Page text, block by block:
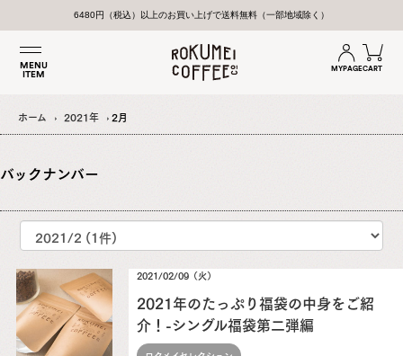
6480円（税込）以上のお買い上げで送料無料（一部地域除く）
MENU
ITEM
MYPAGECART
ホーム 2021年 2月
バックナンバー
2021/02/09（火）
2021年のたっぷり福袋の中身をご紹
介！-シングル福袋第二弾編